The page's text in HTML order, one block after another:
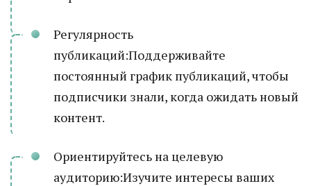
Регулярность
публикаций:Поддерживайте
постоянный график публикаций, чтобы
подписчики знали, когда ожидать новый
контент.
Ориентируйтесь на целевую
аудиторию:Изучите интересы ваших